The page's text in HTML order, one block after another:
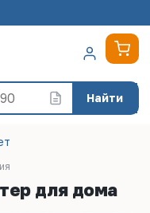
Найти
для дома